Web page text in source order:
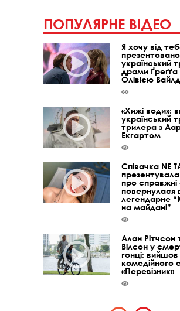
ПОПУЛЯРНЕ ВІДЕО
Я хочу від
презентовано
український
драми Ґреґґа
Олівією Вайлд
«Хижі води»:
український
трилера з
Екгартом
Співачка NE
про справжні
повернулася
легендарне
на майдані”
Алан Рітчсон
Вілсон у
гонці:
комедійного
«Перевізник»